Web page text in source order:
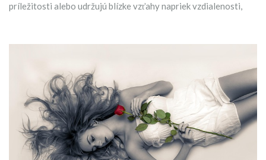
príležitosti alebo udržujú blízke vzťahy napriek vzdialenosti,